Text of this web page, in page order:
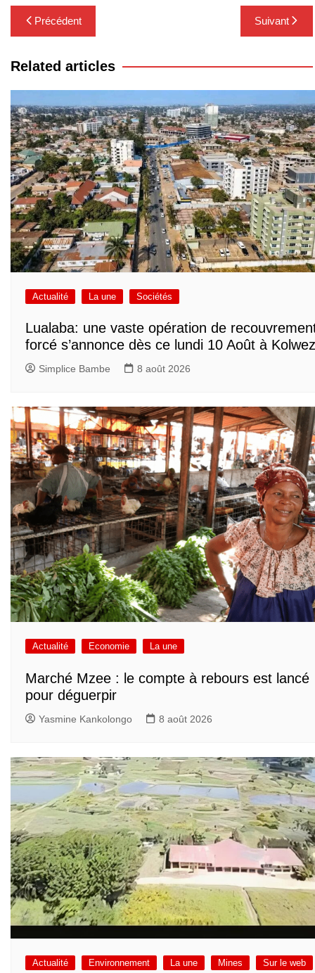
Navigation
de
l’article
Précédent Suivant
Related articles
Actualité La une Sociétés
Lualaba: une vaste opération de
forcé s’annonce dès ce lundi 10 Août à
Simplice Bambe 8 août 2026
Actualité Economie La une
Marché Mzee : le compte à rebours est lancé
pour déguerpir
Yasmine Kankolongo 8 août 2026
Actualité Environnement La une Mines Sur le web